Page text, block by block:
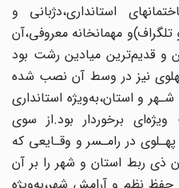
استانداری،دژبانی و
مهمانخانه معروفی،آن
و قدیم‌ترین‌ میادین رشت بود
نیز در وسط آن نصب شده
و استان‌،به‌ویژه استانداری
برخوردار بود.از سوی
در رامـسر و وقـایعی که
ذی ربط‌ استان‌ و شهر را بر آن‌